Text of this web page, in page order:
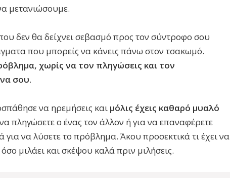
μετανιώσουμε.
δεν θα δείχνει σεβασμό προς τον σύντροφο σου
που μπορείς να κάνεις πάνω στον τσακωμό.
χωρίς να τον πληγώσεις και τον
σου.
να ηρεμήσεις και μόλις έχεις καθαρό μυαλό
πληγώσετε ο ένας τον άλλον ή για να επαναφέρετε
να λύσετε το πρόβλημα. Άκου προσεκτικά τι έχει να
μιλάει και σκέψου καλά πριν μιλήσεις.